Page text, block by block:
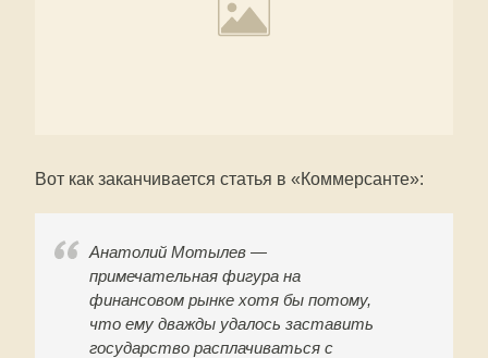
Вот как заканчивается статья в «Коммерсанте»:
Анатолий Мотылев —
примечательная фигура на
финансовом рынке хотя бы потому,
что ему дважды удалось заставить
государство расплачиваться с